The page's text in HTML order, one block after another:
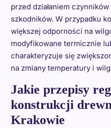
przed działaniem
szkodników. W przypadku
większej odporności na
modyfikowane termicznie
charakteryzuje się
na zmiany temperatury i
Jakie przepisy
konstrukcji
Krakowie